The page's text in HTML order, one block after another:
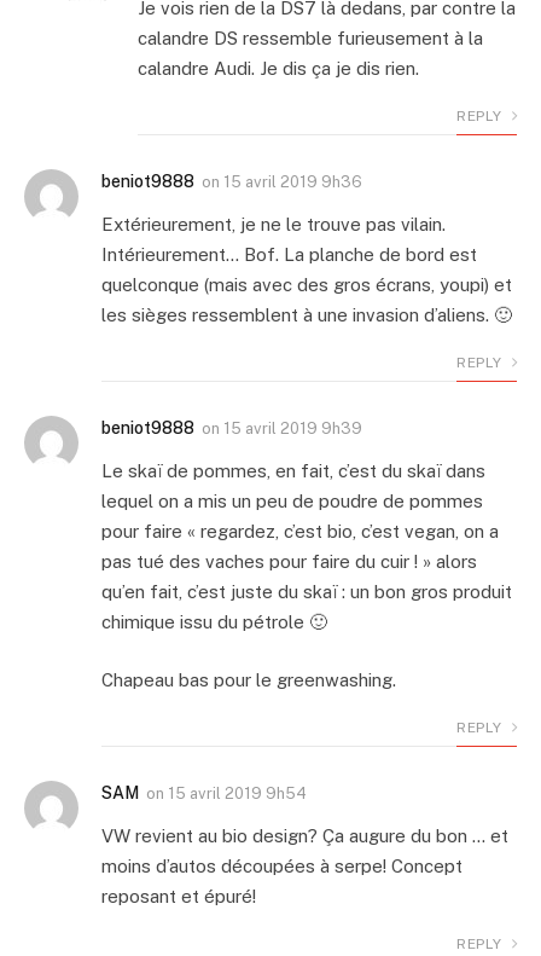
Je vois rien de la DS7 là dedans, par contre la
calandre DS ressemble furieusement à la
calandre Audi. Je dis ça je dis rien.
REPLY
beniot9888 on 15 avril 2019 9h36
Extérieurement, je ne le trouve pas vilain.
Intérieurement… Bof. La planche de bord est
quelconque (mais avec des gros écrans, youpi) et
les sièges ressemblent à une invasion d’aliens. 🙂
REPLY
beniot9888 on 15 avril 2019 9h39
Le skaï de pommes, en fait, c’est du skaï dans
lequel on a mis un peu de poudre de pommes
pour faire « regardez, c’est bio, c’est vegan, on a
pas tué des vaches pour faire du cuir ! » alors
qu’en fait, c’est juste du skaï : un bon gros produit
chimique issu du pétrole 🙂
Chapeau bas pour le greenwashing.
REPLY
SAM on 15 avril 2019 9h54
VW revient au bio design? Ça augure du bon … et
moins d’autos découpées à serpe! Concept
reposant et épuré!
REPLY